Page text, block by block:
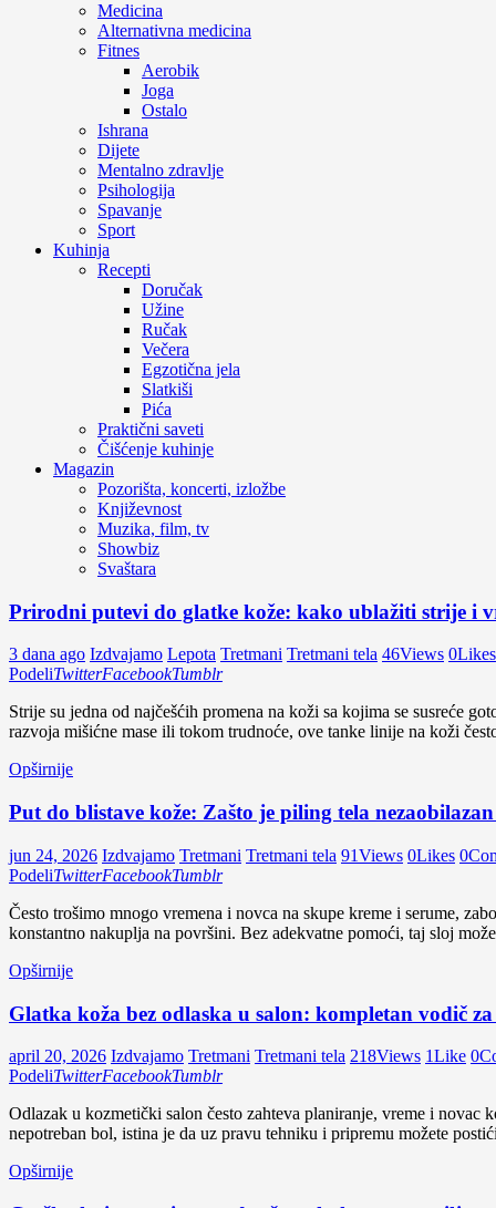
Medicina
Alternativna medicina
Fitnes
Aerobik
Joga
Ostalo
Ishrana
Dijete
Mentalno zdravlje
Psihologija
Spavanje
Sport
Kuhinja
Recepti
Doručak
Užine
Ručak
Večera
Egzotična jela
Slatkiši
Pića
Praktični saveti
Čišćenje kuhinje
Magazin
Pozorišta, koncerti, izložbe
Književnost
Muzika, film, tv
Showbiz
Svaštara
Prirodni putevi do glatke kože: kako ublažiti strije i
3 dana ago Izdvajamo Lepota Tretmani Tretmani tela 46Views 0Likes
PodeliTwitterFacebookTumblr
Strije su jedna od najčešćih promena na koži sa kojima se susreće
razvoja mišićne mase ili tokom trudnoće, ove tanke linije na koži
Opširnije
Put do blistave kože: Zašto je piling tela
jun 24, 2026 Izdvajamo Tretmani Tretmani tela 91Views 0Likes 0
PodeliTwitterFacebookTumblr
Često trošimo mnogo vremena i novca na skupe kreme i serume,
konstantno nakuplja na površini. Bez adekvatne pomoći, taj sloj
Opširnije
Glatka koža bez odlaska u salon: kompletan vodič
april 20, 2026 Izdvajamo Tretmani Tretmani tela 218Views 1Like 0
PodeliTwitterFacebookTumblr
Odlazak u kozmetički salon često zahteva planiranje, vreme i
nepotreban bol, istina je da uz pravu tehniku i pripremu možete
Opširnije